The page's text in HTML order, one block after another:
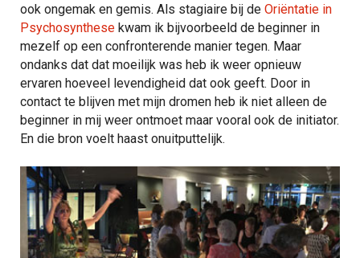
ook ongemak en gemis. Als stagiaire bij de Oriëntatie in
Psychosynthese kwam ik bijvoorbeeld de beginner in
mezelf op een confronterende manier tegen. Maar
ondanks dat dat moeilijk was heb ik weer opnieuw
ervaren hoeveel levendigheid dat ook geeft. Door in
contact te blijven met mijn dromen heb ik niet alleen de
beginner in mij weer ontmoet maar vooral ook de initiator.
En die bron voelt haast onuitputtelijk.